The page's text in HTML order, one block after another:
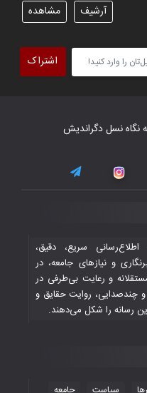
برابر تاجیکستان محکم
فوتسال افغانستان در
همبستگی کشورهای
کشور با گلباران تایلند به
فوتسال‌بازان جوان
مشاهده آرشیف
اشتراک
نگاه نسل دگراندیش
۲۰۱۶ با هدف اطلاع‌رسانی سریع، دقیق،
و نیازهای جامعه، در
و رعایت بی‌طرفی در
چندصدایی، روایت حقایق و
رسانه را شکل می‌دهند.